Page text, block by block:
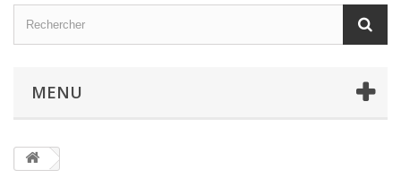
MENU